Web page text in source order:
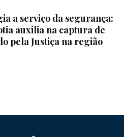
a serviço da segurança:
auxilia na captura de
pela Justiça na região